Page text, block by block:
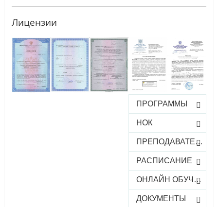
Лицензии
ПРОГРАММЫ
НОК
ПРЕПОДАВАТЕЛИ
РАСПИСАНИЕ
ОНЛАЙН ОБУЧЕНИЕ
ДОКУМЕНТЫ